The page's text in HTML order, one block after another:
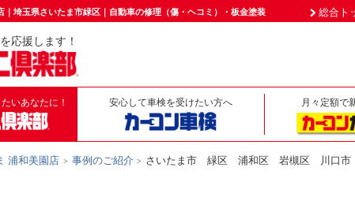
｜埼玉県さいたま市緑区｜自動車の修理（傷・ヘコミ）・板金塗装 総合ト
応援します！
いあなたに！ 安心して車検を受けたい方へ 月々定額で
浦和美園店 事例のご紹介 さいたま市 緑区 浦和区 岩槻区 川口